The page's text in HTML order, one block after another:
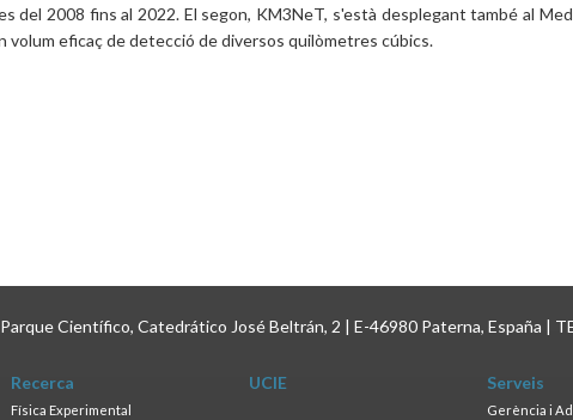
del 2008 fins al 2022. El segon, KM3NeT, s'està desplegant també al
volum eficaç de detecció de diversos quilòmetres cúbics.
Científico, Catedrático José Beltrán, 2 | E-46980 Paterna, España |
Recerca
Física Experimental
UCIE Serveis
Gerència i